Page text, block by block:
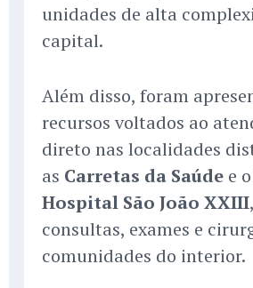
unidades de alta
capital.
Além disso, foram
recursos voltados ao
direto nas localidades
as Carretas da Saúde e o
Hospital São João XXIII
consultas, exames e
comunidades do interior.